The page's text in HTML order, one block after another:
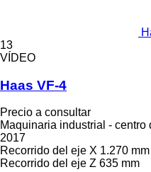
13
VÍDEO
Haas VF-4
Precio a consultar
Maquinaria industrial - centro
2017
Recorrido del eje X 1.270 mm
Recorrido del eje Z 635 mm